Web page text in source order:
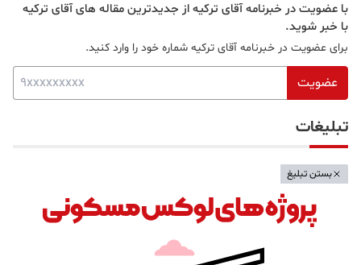
با عضویت در خبرنامه آقای ترکیه از جدیدترین مقاله های آقای ترکیه
با خبر شوید.
برای عضویت در خبرنامه آقای ترکیه شماره خود را وارد کنید.
عضویت
تبلیغات
بستن تبلیغ